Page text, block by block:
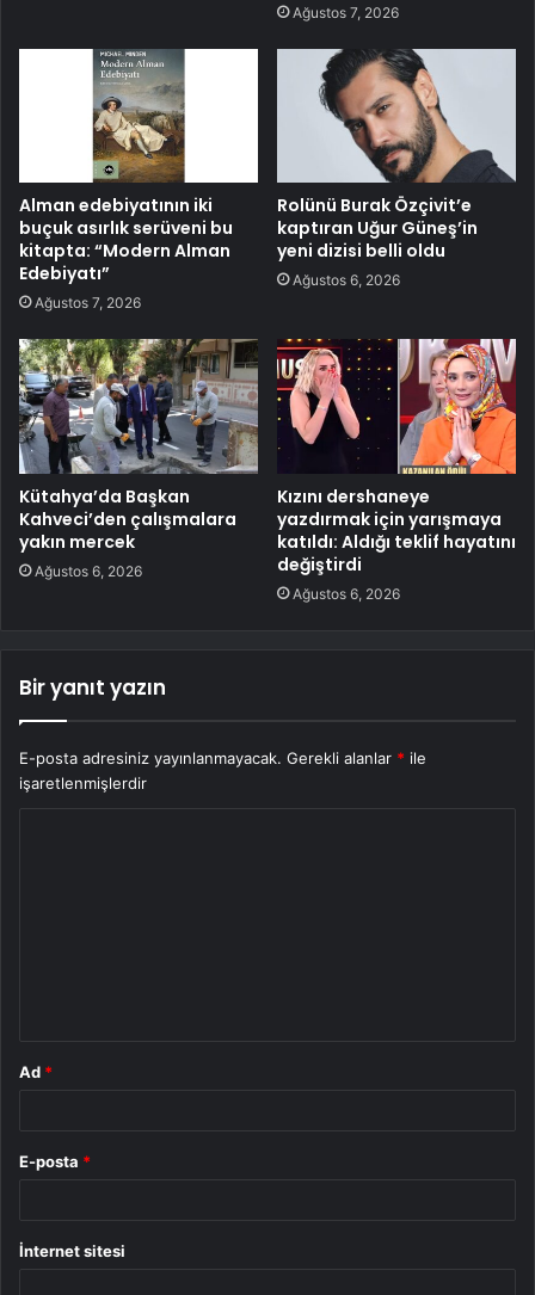
Ağustos 7, 2026
Alman edebiyatının iki
buçuk asırlık serüveni bu
kitapta: “Modern Alman
Edebiyatı”
Ağustos 7, 2026
Rolünü Burak Özçivit’e
kaptıran Uğur Güneş’in
yeni dizisi belli oldu
Ağustos 6, 2026
Kütahya’da Başkan
Kahveci’den çalışmalara
yakın mercek
Ağustos 6, 2026
Kızını dershaneye
yazdırmak için yarışmaya
katıldı: Aldığı teklif hayatını
değiştirdi
Ağustos 6, 2026
Bir yanıt yazın
E-posta adresiniz yayınlanmayacak. Gerekli alanlar * ile
işaretlenmişlerdir
Ad *
E-posta *
İnternet sitesi